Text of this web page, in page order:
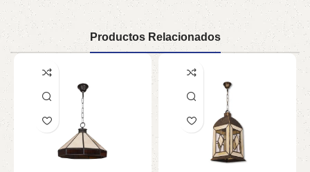
Productos Relacionados